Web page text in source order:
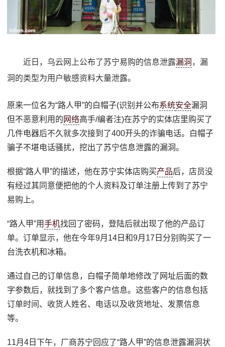
近日，乌云网上公布了苏宁易购的信息泄露漏洞 ，漏
洞的类型为用户敏感资料大量泄露。
原来一位名为“路人甲”的白帽子(识别并公布系统安全漏洞
但不恶意利用的 网络高手/编者注)在苏宁的实体店里购买了
几件电器后不久就多次接到了400开头的诈骗电话。白帽子
骗子不堪电话骚扰，挖出了苏宁信息泄露的漏洞。
根据“路人甲”的描述，他在苏宁实体店购买产品后，店员没
有经过其同意便把他的个人资料及订单注册上传到了苏宁
易购上。
“路人甲”用手机找回了密码，登陆后就出现了他的产品订
单。订单显示，他在今年9月14日和9月17日分别购买了一
台洗衣机和冰箱。
通过自己的订单信息，白帽子简单地修改了网址后面的数
字参数后，就找到了多个客户信息。这些客户的信息包括
订单时间、收货人姓名、电话以及收货地址、发票信息
等。
11月4日下午，厂商苏宁回应了“路人甲”的信息泄露漏洞状